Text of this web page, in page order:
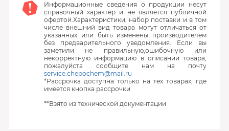
Информационные сведения о продукции несут
справочный характер и не является публичной
офертой.Характеристики, набор поставки и в том
числе внешний вид товара могут отличаться от
указанных или быть изменены производителем
без предварительного уведомления. Если вы
заметили не правильную,ошибочную или
некорректную информацию в описании товара,
пожалуйста сообщите нам на почту
service.chepochem@mail.ru
*Рассрочка доступна только на тех товарах, где
имеется кнопка рассрочки
**Взято из технической документации